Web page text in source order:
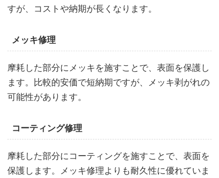
すが、コストや納期が長くなります。
メッキ修理
摩耗した部分にメッキを施すことで、表面を保護し
ます。比較的安価で短納期ですが、メッキ剥がれの
可能性があります。
コーティング修理
摩耗した部分にコーティングを施すことで、表面を
保護します。メッキ修理よりも耐久性に優れていま